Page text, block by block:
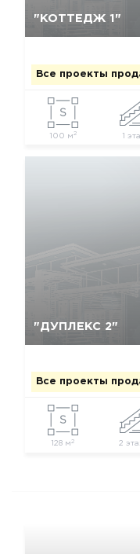
"КОТТЕДЖ 1"
Все проекты
100 м 2 1
"ДУПЛЕКС 2"
Все проекты
128 м 2 2